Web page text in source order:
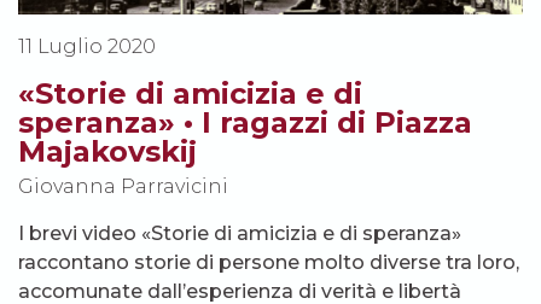
11 Luglio 2020
«Storie di amicizia e di
speranza» • I ragazzi di Piazza
Majakovskij
Giovanna Parravicini
I brevi video «Storie di amicizia e di speranza»
raccontano storie di persone molto diverse tra loro,
accomunate dall’esperienza di verità e libertà